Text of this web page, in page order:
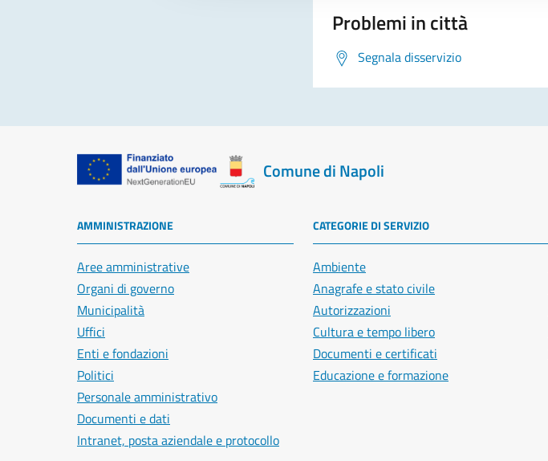
Problemi in città
Segnala disservizio
Comune di Napoli
AMMINISTRAZIONE
Aree amministrative
Organi di governo
Municipalità
Uffici
Enti e fondazioni
Politici
Personale amministrativo
Documenti e dati
Intranet, posta aziendale e protocollo
CATEGORIE DI SERVIZIO
Ambiente
Anagrafe e stato civile
Autorizzazioni
Cultura e tempo libero
Documenti e certificati
Educazione e formazione